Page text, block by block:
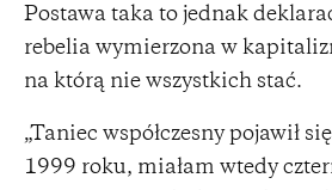
Postawa taka to jednak
rebelia wymierzona w
na którą nie wszystkich stać.
„Taniec współczesny pojawił
1999 roku, miałam wtedy